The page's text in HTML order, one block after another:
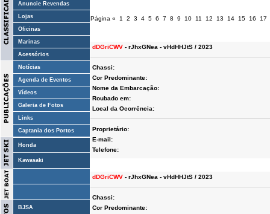
Anuncie Revendas
Lojas
Oficinas
Marinas
Acessórios
Notícias
Agenda de Eventos
Vídeos
Galeria de Fotos
Links
Captania dos Portos
Honda
Kawasaki
BJSA
Página « 1 2 3 4 5 6 7 8 9 10 11 12 13 14 15 16 17
dDGriCWV - rJhxGNea - vHdHHJtS / 2023
Chassi:
Cor Predominante:
Nome da Embarcação:
Roubado em:
Local da Ocorrência:
Proprietário:
E-mail:
Telefone:
dDGriCWV - rJhxGNea - vHdHHJtS / 2023
Chassi:
Cor Predominante: